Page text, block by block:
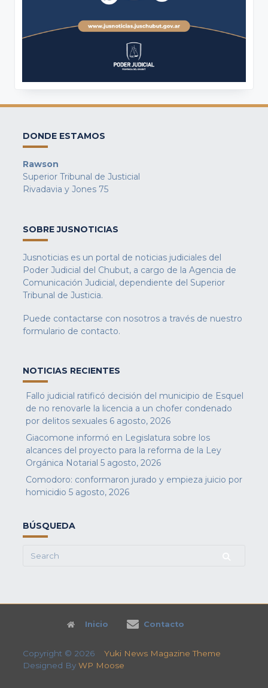
DONDE ESTAMOS
Rawson
Superior Tribunal de Justicial
Rivadavia y Jones 75
SOBRE JUSNOTICIAS
Jusnoticias es un portal de noticias judiciales del
Poder Judicial del Chubut, a cargo de la Agencia de
Comunicación Judicial, dependiente del Superior
Tribunal de Justicia.
Puede contactarse con nosotros a través de nuestro
formulario de contacto.
NOTICIAS RECIENTES
Fallo judicial ratificó decisión del municipio de Esquel
de no renovarle la licencia a un chofer condenado
por delitos sexuales 6 agosto, 2026
Giacomone informó en Legislatura sobre los
alcances del proyecto para la reforma de la Ley
Orgánica Notarial 5 agosto, 2026
Comodoro: conformaron jurado y empieza juicio por
homicidio 5 agosto, 2026
BÚSQUEDA
Search
Inicio Contacto
Copyright © 2026 Yuki News Magazine Theme
Designed By WP Moose